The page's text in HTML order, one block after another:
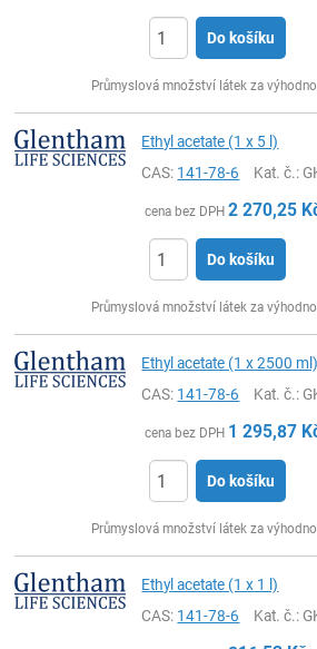
Do košíku
Průmyslová množství látek za
Ethyl acetate (1 x 5 l)
CAS: 141-78-6 Kat. č.:
cena bez DPH 2 270,25
Do košíku
Průmyslová množství látek za
Ethyl acetate (1 x 2500 ml)
CAS: 141-78-6 Kat. č.:
cena bez DPH 1 295,87
Do košíku
Průmyslová množství látek za
Ethyl acetate (1 x 1 l)
CAS: 141-78-6 Kat. č.: